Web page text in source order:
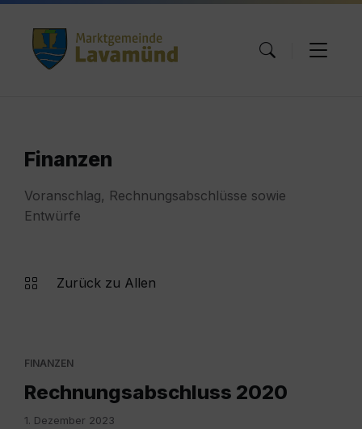
Skip
content
Skip
navigation
Skip
footer
Finanzen
Voranschlag, Rechnungsabschlüsse sowie
Entwürfe
Zurück zu Allen
FINANZEN
Rechnungsabschluss 2020
1. Dezember 2023